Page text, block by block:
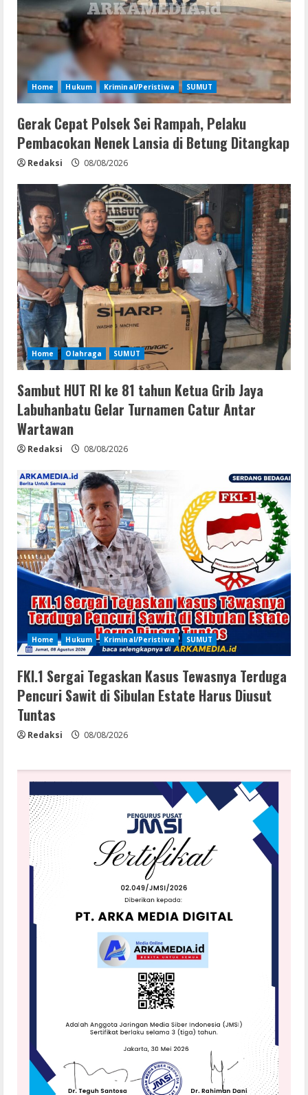
Home Hukum Kriminal/Peristiwa SUMUT
Gerak Cepat Polsek Sei Rampah, Pelaku
Pembacokan Nenek Lansia di Betung Ditangkap
Redaksi 08/08/2026
Home Olahraga SUMUT
Sambut HUT RI ke 81 tahun Ketua Grib Jaya
Labuhanbatu Gelar Turnamen Catur Antar
Wartawan
Redaksi 08/08/2026
Home Hukum Kriminal/Peristiwa SUMUT
FKI.1 Sergai Tegaskan Kasus Tewasnya Terduga
Pencuri Sawit di Sibulan Estate Harus Diusut
Tuntas
Redaksi 08/08/2026